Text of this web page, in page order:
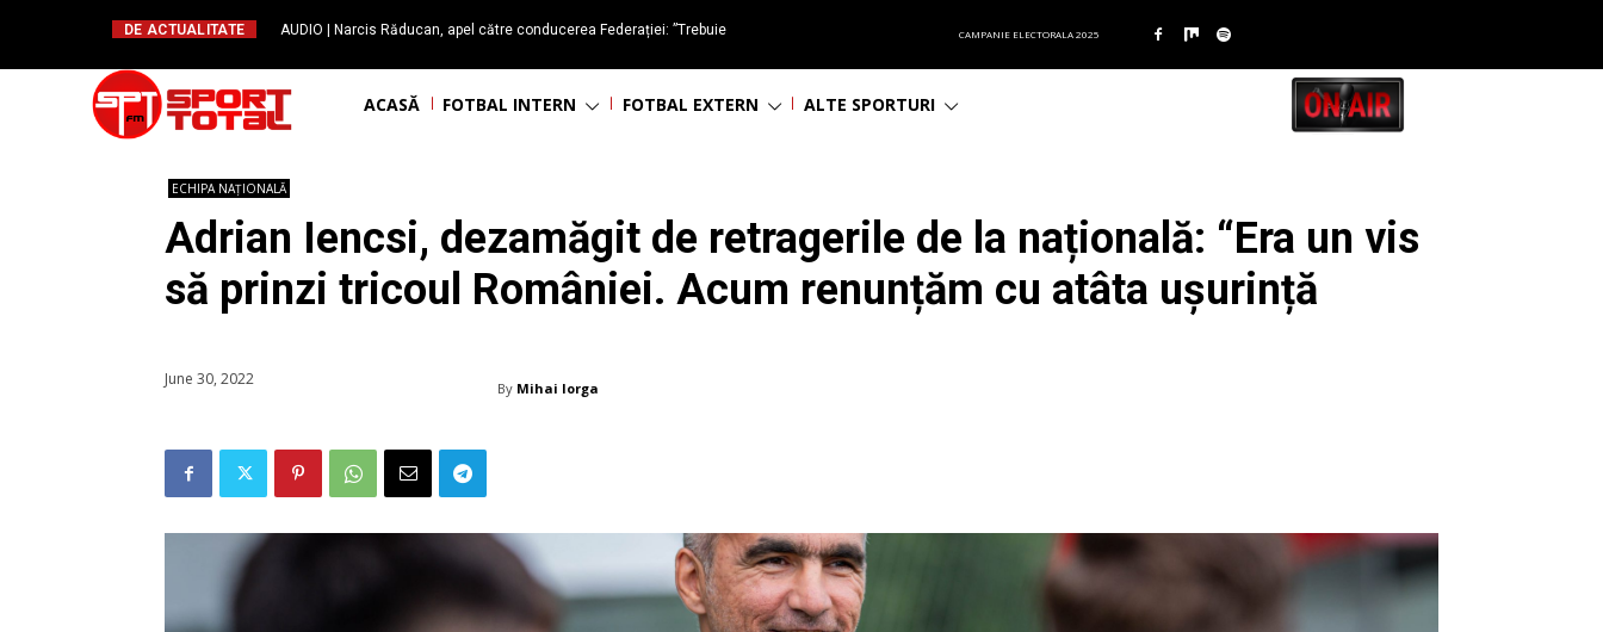
DE ACTUALITATE
AUDIO | Narcis Răducan, apel către conducerea Federației: ”Trebuie
CAMPANIE ELECTORALA 2025
ACASĂ FOTBAL INTERN FOTBAL EXTERN ALTE SPORTURI
ECHIPA NAȚIONALĂ
Adrian Iencsi, dezamăgit de retragerile de la națională: “Era un vis
să prinzi tricoul României. Acum renunțăm cu atâta ușurință
June 30, 2022 By Mihai Iorga